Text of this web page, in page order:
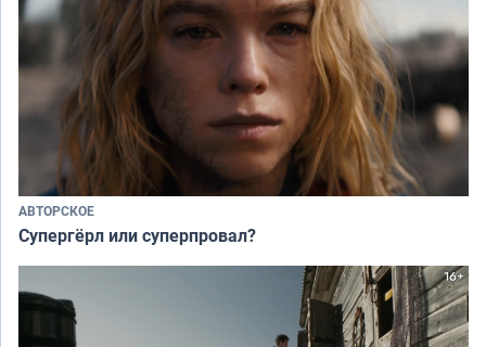
АВТОРСКОЕ
Супергёрл или суперпровал?